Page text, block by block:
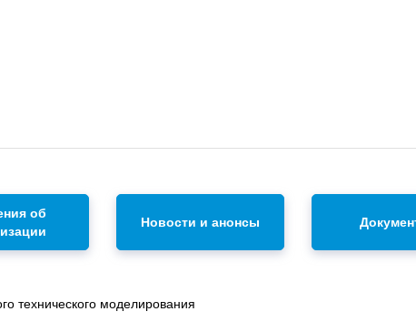
об
Новости и анонсы
технического моделирования